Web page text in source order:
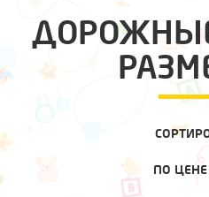
ДОСТАВКА
ОПЛАТА
ВАРИАНТЫ
СОТРУДНИЧЕСТВА
ПО ЦЕНЕ